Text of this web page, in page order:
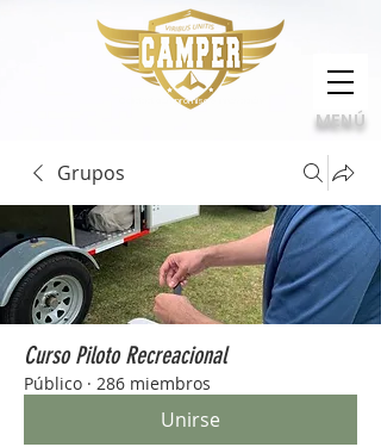
Calidad, compromiso e innovación
MENÚ
Grupos
Curso Piloto Recreacional
Público · 286 miembros
Unirse